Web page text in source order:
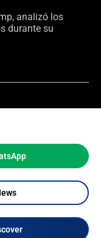
analizó los
durante su